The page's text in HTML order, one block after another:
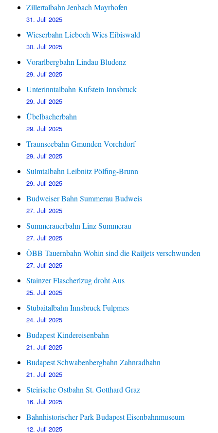
Zillertalbahn Jenbach Mayrhofen
31. Juli 2025
Wieserbahn Lieboch Wies Eibiswald
30. Juli 2025
Vorarlbergbahn Lindau Bludenz
29. Juli 2025
Unterinntalbahn Kufstein Innsbruck
29. Juli 2025
Übelbacherbahn
29. Juli 2025
Traunseebahn Gmunden Vorchdorf
29. Juli 2025
Sulmtalbahn Leibnitz Pölfing-Brunn
29. Juli 2025
Budweiser Bahn Summerau Budweis
27. Juli 2025
Summerauerbahn Linz Summerau
27. Juli 2025
ÖBB Tauernbahn Wohin sind die Railjets verschwunden
27. Juli 2025
Stainzer Flascherlzug droht Aus
25. Juli 2025
Stubaitalbahn Innsbruck Fulpmes
24. Juli 2025
Budapest Kindereisenbahn
21. Juli 2025
Budapest Schwabenbergbahn Zahnradbahn
21. Juli 2025
Steirische Ostbahn St. Gotthard Graz
16. Juli 2025
Bahnhistorischer Park Budapest Eisenbahnmuseum
12. Juli 2025